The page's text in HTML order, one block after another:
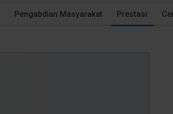
Pengabdian Masyarakat Prestasi